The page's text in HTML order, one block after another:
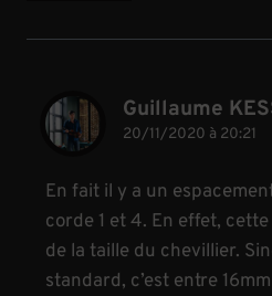
Guillaume
20/11/2020 à 20:21
En fait il y a un
corde 1 et 4. En effet,
de la taille du chevillier.
standard, c’est entre